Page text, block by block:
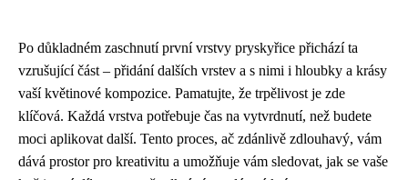
Po důkladném zaschnutí první vrstvy pryskyřice přichází ta
vzrušující část – přidání dalších vrstev a s nimi i hloubky a krásy
vaší květinové kompozice. Pamatujte, že trpělivost je zde
klíčová. Každá vrstva potřebuje čas na vytvrdnutí, než budete
moci aplikovat další. Tento proces, ač zdánlivě zdlouhavý, vám
dává prostor pro kreativitu a umožňuje vám sledovat, jak se vaše